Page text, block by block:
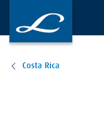
Costa Rica